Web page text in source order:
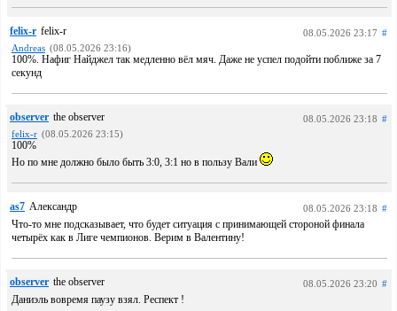
felix-r felix-r 08.05.2026 23:17 #
Andreas (08.05.2026 23:16)
100%. Нафиг Найджел так медленно вёл мяч. Даже не успел подойти поближе за 7
секунд
observer the observer 08.05.2026 23:18 #
felix-r (08.05.2026 23:15)
100%
Но по мне должно было быть 3:0, 3:1 но в пользу Вали
as7 Александр 08.05.2026 23:18 #
Что-то мне подсказывает, что будет ситуация с принимающей стороной финала
четырёх как в Лиге чемпионов. Верим в Валентину!
observer the observer 08.05.2026 23:20 #
Даниэль вовремя паузу взял. Респект !